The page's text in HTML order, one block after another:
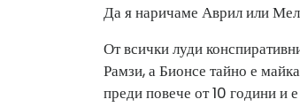
Да я наричаме Аврил или
От всички луди
Рамзи, а Бионсе тайно е
преди повече от 10 години и